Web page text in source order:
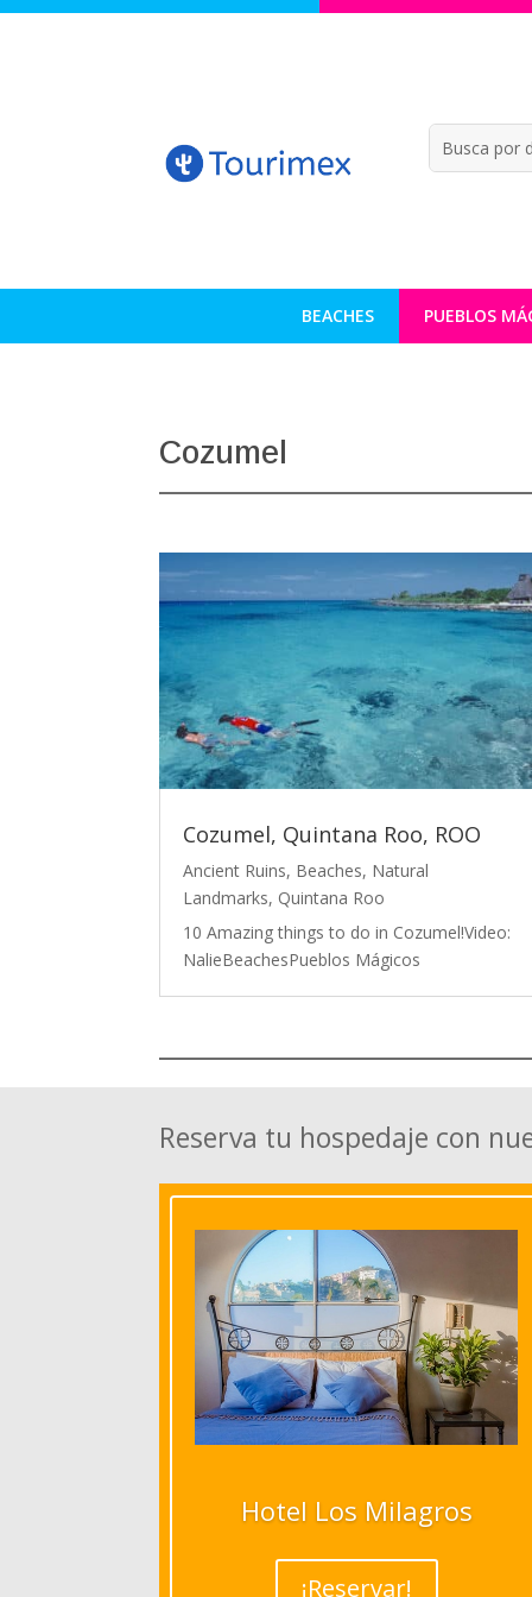
BEACHES PUEBLOS
Cozumel
Cozumel, Quintana Roo, ROO
Ancient Ruins, Beaches, Natural
Landmarks, Quintana Roo
10 Amazing things to do in Cozumel!Video:
NalieBeachesPueblos Mágicos
Reserva tu hospedaje con
Hotel Los Milagros
¡Reservar!